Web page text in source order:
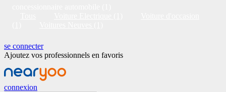
se connecter
Ajoutez vos professionnels en favoris
connexion